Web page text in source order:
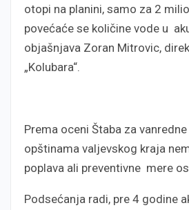
otopi na planini, samo za 2
povećaće se količine vode u
objašnjava Zoran Mitrovic,
„Kolubara“.
Prema oceni Štaba za
opštinama valjevskog kraja
poplava ali preventivne mere
Podsećanja radi, pre 4 godine